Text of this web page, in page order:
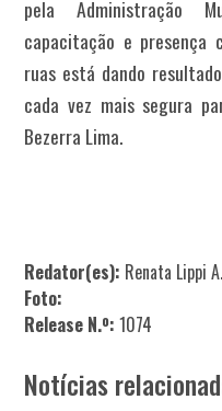
pela Administração
capacitação e presença
ruas está dando
cada vez mais segura
Bezerra Lima.
Redator(es): Renata Lippi
Foto:
Release N.º: 1074
Notícias